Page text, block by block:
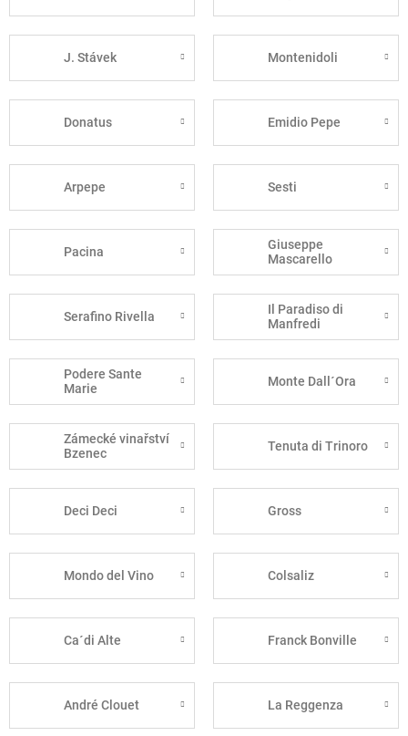
J. Stávek Montenidoli
Donatus Emidio Pepe
Arpepe Sesti
Pacina
Giuseppe
Mascarello
Serafino Rivella
Il Paradiso di
Manfredi
Podere Sante
Marie
Monte Dall´Ora
Zámecké vinařství
Bzenec
Tenuta di Trinoro
Deci Deci Gross
Mondo del Vino Colsaliz
Ca´di Alte Franck Bonville
André Clouet La Reggenza